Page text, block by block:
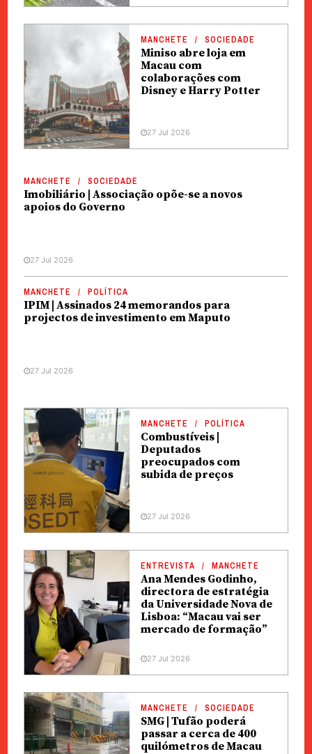
MANCHETE SOCIEDADE
Miniso abre loja em
Macau com
colaborações com
Disney e Harry Potter
27 Jul 2026
MANCHETE SOCIEDADE
Imobiliário | Associação opõe-se a novos
apoios do Governo
27 Jul 2026
MANCHETE POLÍTICA
IPIM | Assinados 24 memorandos para
projectos de investimento em Maputo
27 Jul 2026
MANCHETE POLÍTICA
Combustíveis |
Deputados
preocupados com
subida de preços
27 Jul 2026
ENTREVISTA MANCHETE
Ana Mendes Godinho,
directora de estratégia
da Universidade Nova de
Lisboa: “Macau vai ser
mercado de formação”
27 Jul 2026
MANCHETE SOCIEDADE
SMG | Tufão poderá
passar a cerca de 400
quilómetros de Macau